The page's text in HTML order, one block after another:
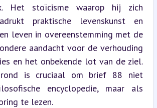
Het stoïcisme waarop hij zich
praktische levenskunst en
leven in overeenstemming met de
aandacht voor de verhouding
en het onbekende lot van de ziel.
is cruciaal om brief 88 niet
encyclopedie, maar als
te lezen.